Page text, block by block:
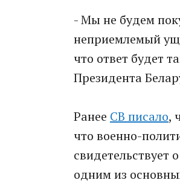
- Мы не будем
неприемлемый
что ответ будет
Президента
Ранее СВ писало,
что военно-
свидетельствует
одним из